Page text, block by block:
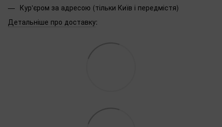
Кур'єром за адресою (тільки Київ і передмістя)
Детальніше про доставку: